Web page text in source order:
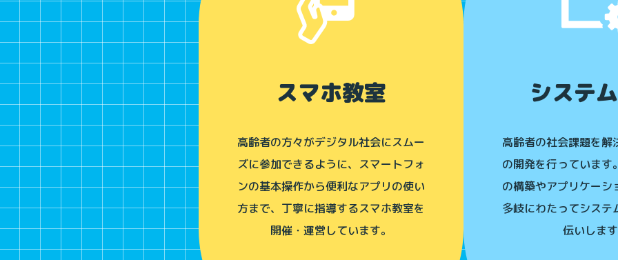
スマホ教室
高齢者の方々がデジタル社会にスムー
ズに参加できるように、スマートフォ
ンの基本操作から便利なアプリの使い
方まで、丁寧に指導するスマホ教室を
開催・運営しています。
システ
高齢者の社会課題を解
の開発を行っています
の構築やアプリケーシ
多岐にわたってシステ
伝いしま